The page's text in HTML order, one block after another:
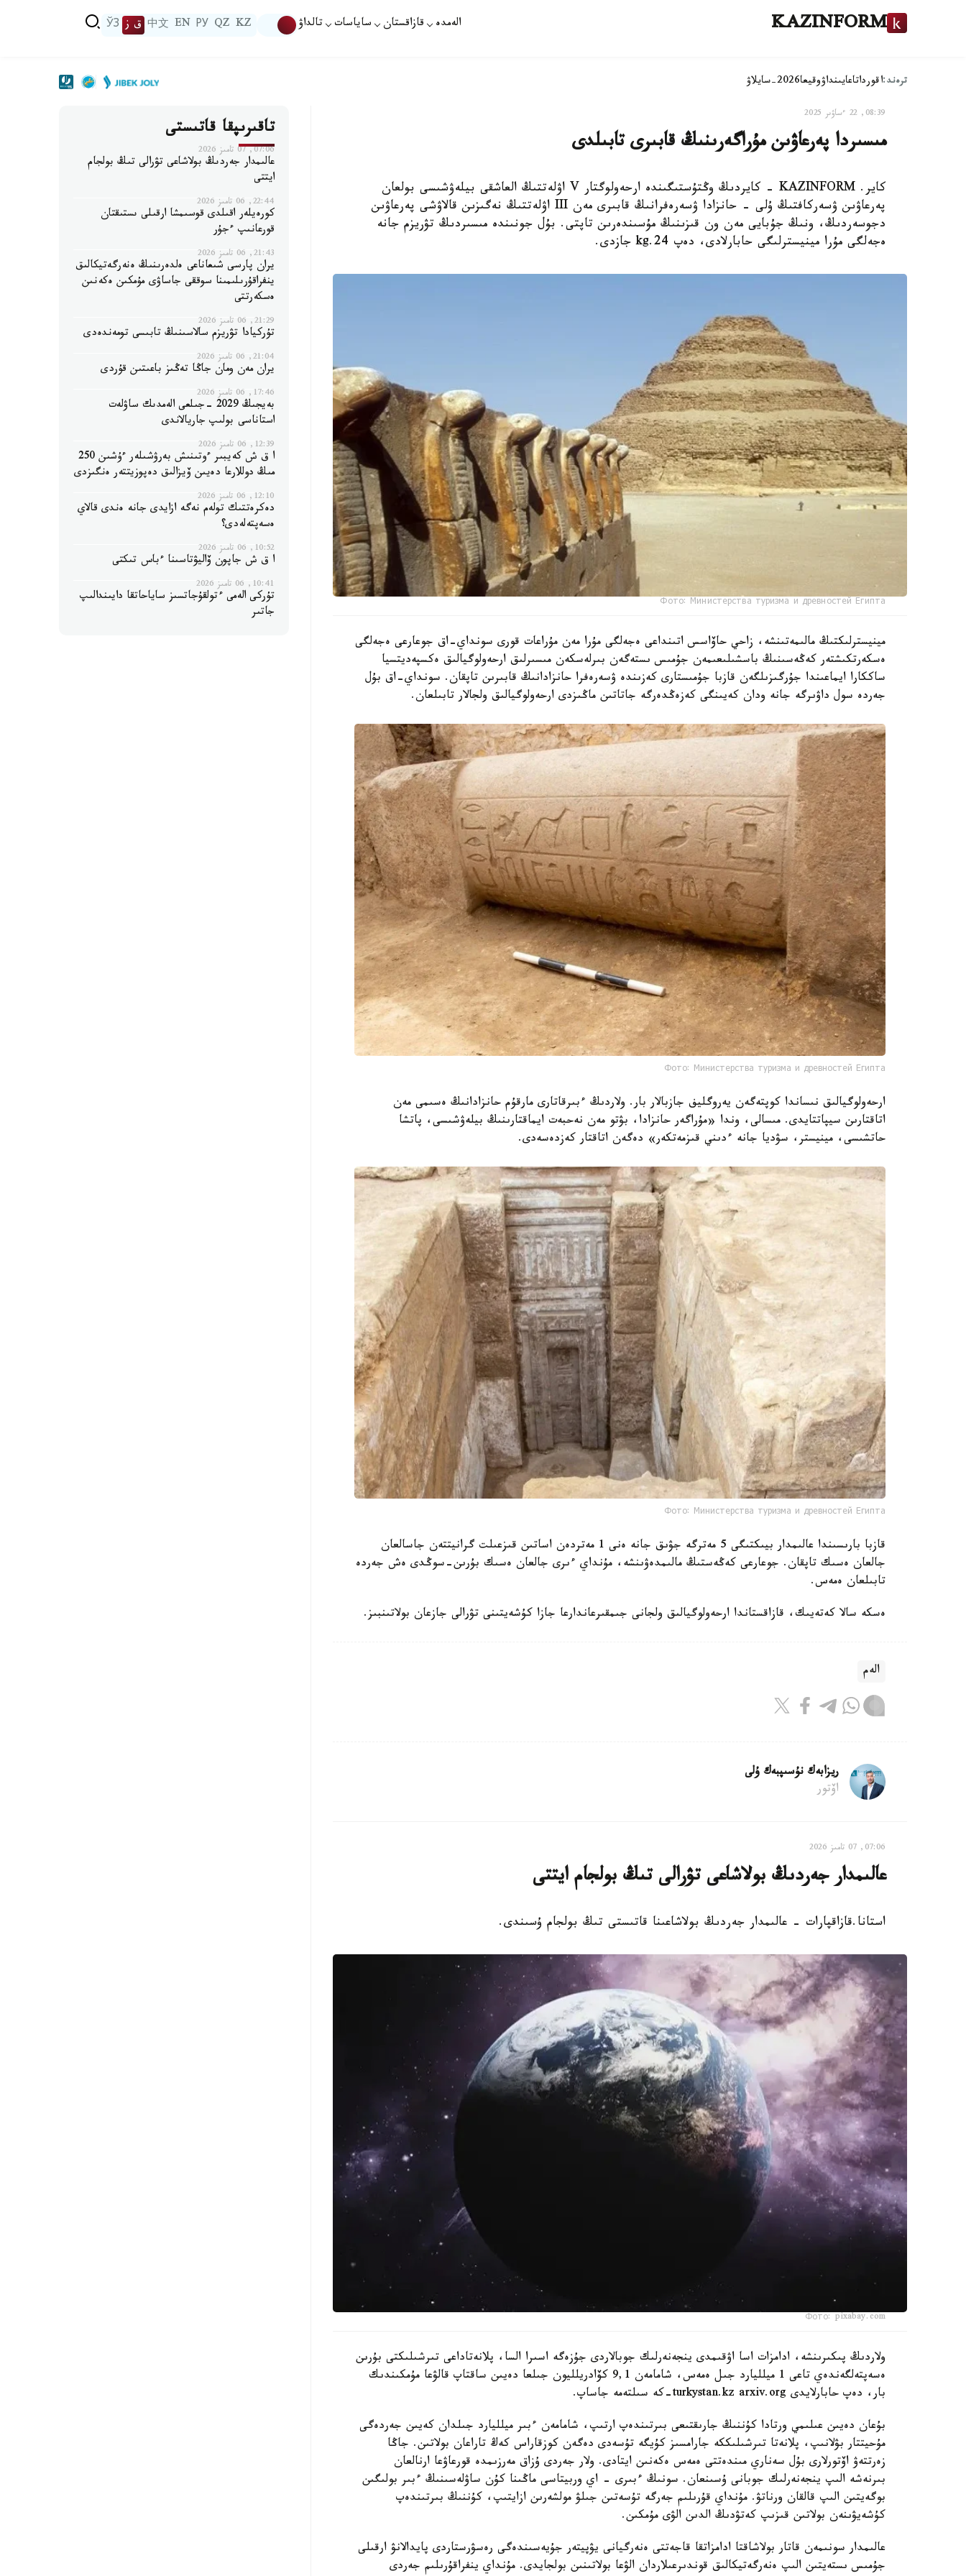
KAZINFORM الەمدە قازاقستان ساياسات تالداۋ KZ
QZ
РУ
EN
中文 ق ز ЎЗ
ترەند:اقورداتاعايىنداۋوقيعا2026-سايلاۋ
08:39, 22 ءساۋىر 2025
مىسىردا پەرعاۋىن مۇراگەرىنىڭ قابىرى تابىلدى
كاير. KAZINFORM - كايردىڭ وڭتۇستىگىندە ارحەولوگتار V اۋلەتتىڭ العاشقى بيلەۋشىسى بولعان
پەرعاۋىن ۋسەركافتىڭ ۇلى - حانزادا ۋسەرەفرانىڭ قابىرى مەن III اۋلەتتىڭ نەگىزىن قالاۋشى پەرعاۋىن
دجوسەردىڭ، ونىڭ جۇبايى مەن ون قىزىنىڭ مۇسىندەرىن تاپتى. بۇل جونىندە مىسىردىڭ تۋريزم جانە
ەجەلگى مۇرا مينيسترلىگى حابارلادى، دەپ 24.kg جازدى.
Фото: Министерства туризма и древностей Египта
مينيسترلىكتىڭ مالىمەتىنشە، زاحي حاۆاسس اتىنداعى ەجەلگى مۇرا مەن مۇراعات قورى سونداي-اق جوعارعى ەجەلگى
ەسكەرتكىشتەر كەڭەسىنىڭ باسشىلىعىمەن جۇمىس ىستەگەن بىرلەسكەن مىسىرلىق ارحەولوگيالىق ەكسپەديتسيا
ساككارا ايماعىندا جۇرگىزىلگەن قازبا جۇمىستارى كەزىندە ۋسەرەفرا حانزادانىڭ قابىرىن تاپقان. سونداي-اق بۇل
جەردە سول داۋىرگە جانە ودان كەيىنگى كەزەڭدەرگە جاتاتىن ماڭىزدى ارحەولوگيالىق ولجالار تابىلعان.
Фото: Министерства туризма и древностей Египта
ارحەولوگيالىق نىساندا كوپتەگەن يەروگليف جازبالار بار. ولاردىڭ ءبىرقاتارى مارقۇم حانزادانىڭ ەسىمى مەن
اتاقتارىن سيپاتتايدى. مىسالى، وندا «مۇراگەر حانزادا، بۋتو مەن نەحبەت ايماقتارىنىڭ بيلەۋشىسى، پاتشا
حاتشىسى، مينيستر، سۋديا جانە ءدىني قىزمەتكەر» دەگەن اتاقتار كەزدەسەدى.
Фото: Министерства туризма и древностей Египта
قازبا بارىسىندا عالىمدار بيىكتىگى 5 مەترگە جۋىق جانە ەنى 1 مەتردەن اساتىن قىزعىلت گرانيتتەن جاسالعان
جالعان ەسىك تاپقان. جوعارعى كەڭەستىڭ مالىمدەۋىنشە، مۇنداي ءىرى جالعان ەسىك بۇرىن-سوڭدى ەش جەردە
تابىلعان ەمەس.
ەسكە سالا كەتەيىك، قازاقستاندا ارحەولوگيالىق ولجانى جىمقىرعاندارعا جازا كۇشەيتىنى تۋرالى جازعان بولاتىنبىز.
الەم
ريزابەك نۇسىپبەك ۇلى
اۆتور
07:06, 07 تامىز 2026
عالىمدار جەردىڭ بولاشاعى تۋرالى تىڭ بولجام ايتتى
استانا.قازاقپارات - عالىمدار جەردىڭ بولاشاعىنا قاتىستى تىڭ بولجام ۇسىندى.
Фото: pixabay.com
ولاردىڭ پىكىرىنشە، ادامزات اسا اۋقىمدى ينجەنەرلىك جوبالاردى جۇزەگە اسىرا السا، پلانەتاداعى تىرشىلىكتى بۇرىن
ەسەپتەلگەندەي تاعى 1 ميلليارد جىل ەمەس، شامامەن 9,1 كۆادريلليون جىلعا دەيىن ساقتاپ قالۋعا مۇمكىندىك
بار، دەپ حابارلايدى turkystan.kz arxiv.org-كە سىلتەمە جاساپ.
بۇعان دەيىن عىلىمي ورتادا كۇننىڭ جارىقتىعى بىرتىندەپ ارتىپ، شامامەن ءبىر ميلليارد جىلدان كەيىن جەردەگى
مۇحيتتار بۋلانىپ، پلانەتا تىرشىلىككە جارامسىز كۇيگە تۇسەدى دەگەن كوزقاراس كەڭ تاراعان بولاتىن. جاڭا
زەرتتەۋ اۆتورلارى بۇل سەناري مىندەتتى ەمەس ەكەنىن ايتادى. ولار جەردى ۇزاق مەرزىمدە قورعاۋعا ارنالعان
بىرنەشە الىپ ينجەنەرلىك جوبانى ۇسىنعان. سونىڭ ءبىرى - اي وربيتاسى ماڭىنا كۇن ساۋلەسىنىڭ ءبىر بولىگىن
بوگەيتىن الىپ قالقان ورناتۋ. مۇنداي قۇرىلىم جەرگە تۇسەتىن جىلۋ مولشەرىن ازايتىپ، كۇننىڭ بىرتىندەپ
كۇشەيۋىنەن بولاتىن قىزىپ كەتۋدىڭ الدىن الۋى مۇمكىن.
عالىمدار سونىمەن قاتار بولاشاقتا ادامزاتقا قاجەتتى ەنەرگيانى يۋپيتەر جۇيەسىندەگى رەسۋرستاردى پايدالانۋ ارقىلى
جۇمىس ىستەيتىن الىپ ەنەرگەتيكالىق قوندىرعىلاردان الۋعا بولاتىنىن بولجايدى. مۇنداي ينفراقۇرىلىم جەردى
تاقىرىپقا قاتىستى
07:06, 07 تامىز 2026
عالىمدار جەردىڭ بولاشاعى تۋرالى تىڭ بولجام
ايتتى
22:44, 06 تامىز 2026
كورەيلەر اقىلدى قوسىمشا ارقىلى ىستىقتان
قورعانىپ ءجۇر
21:43, 06 تامىز 2026
يران پارسى شىعاناعى ەلدەرىنىڭ ەنەرگەتيكالىق
ينفراقۇرىلىمىنا سوققى جاساۋى مۇمكىن ەكەنىن
ەسكەرتتى
21:29, 06 تامىز 2026
تۇركيادا تۋريزم سالاسىنىڭ تابىسى تومەندەدى
21:04, 06 تامىز 2026
يران مەن ومان جاڭا تەڭىز باعىتىن قۇردى
17:46, 06 تامىز 2026
بەيجىڭ 2029 -جىلعى الەمدىك ساۋلەت
استاناسى بولىپ جاريالاندى
12:39, 06 تامىز 2026
ا ق ش كەيبىر ءوتىنىش بەرۋشىلەر ءۇشىن 250
مىڭ دوللارعا دەيىن ۆيزالىق دەپوزيتتەر ەنگىزدى
12:10, 06 تامىز 2026
دەكرەتتىك تولەم نەگە ازايدى جانە ەندى قالاي
ەسەپتەلەدى؟
10:52, 06 تامىز 2026
ا ق ش جاپون ۆاليۋتاسىنا ءباس تىكتى
10:41, 06 تامىز 2026
تۇركى الەمى ءتولقۇجاتسىز ساياحاتقا دايىندالىپ
جاتىر